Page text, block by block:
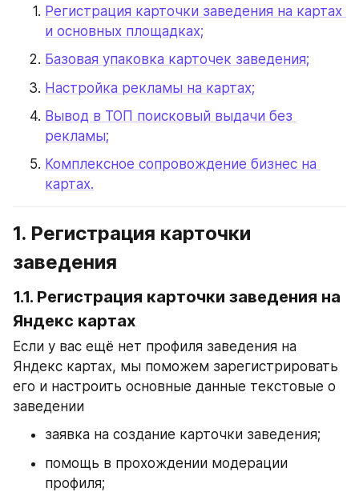
Регистрация карточки заведения на картах
и основных площадках;
Базовая упаковка карточек заведения;
Настройка рекламы на картах;
Вывод в ТОП поисковый выдачи без
рекламы;
Комплексное сопровождение бизнес на
картах.
1. Регистрация карточки
заведения
1.1. Регистрация карточки заведения на
Яндекс картах
Если у вас ещё нет профиля заведения на
Яндекс картах, мы поможем зарегистрировать
его и настроить основные данные текстовые о
заведении
заявка на создание карточки заведения;
помощь в прохождении модерации
профиля;